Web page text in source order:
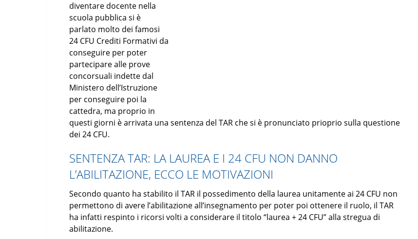
diventare docente nella
scuola pubblica si è
parlato molto dei famosi
24 CFU Crediti Formativi da
conseguire per poter
partecipare alle prove
concorsuali indette dal
Ministero dell’Istruzione
per conseguire poi la
cattedra, ma proprio in
questi giorni è arrivata una sentenza del TAR che si è pronunciato prioprio sulla questione
dei 24 CFU.
SENTENZA TAR: LA LAUREA E I 24 CFU NON DANNO
L’ABILITAZIONE, ECCO LE MOTIVAZIONI
Secondo quanto ha stabilito il TAR il possedimento della laurea unitamente ai 24 CFU non
permettono di avere l’abilitazione all’insegnamento per poter poi ottenere il ruolo, il TAR
ha infatti respinto i ricorsi volti a considerare il titolo “laurea + 24 CFU” alla stregua di
abilitazione.